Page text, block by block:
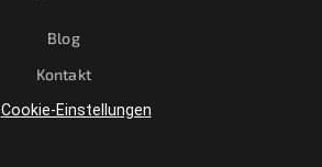
Blog
Kontakt
Cookie-Einstellungen